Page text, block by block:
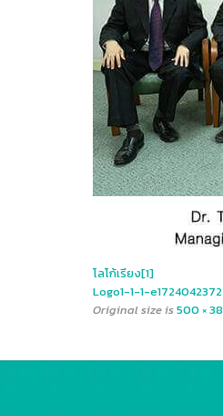
โลโก้เรียง[1]
Logo1-1-1-
Original size is500 ×